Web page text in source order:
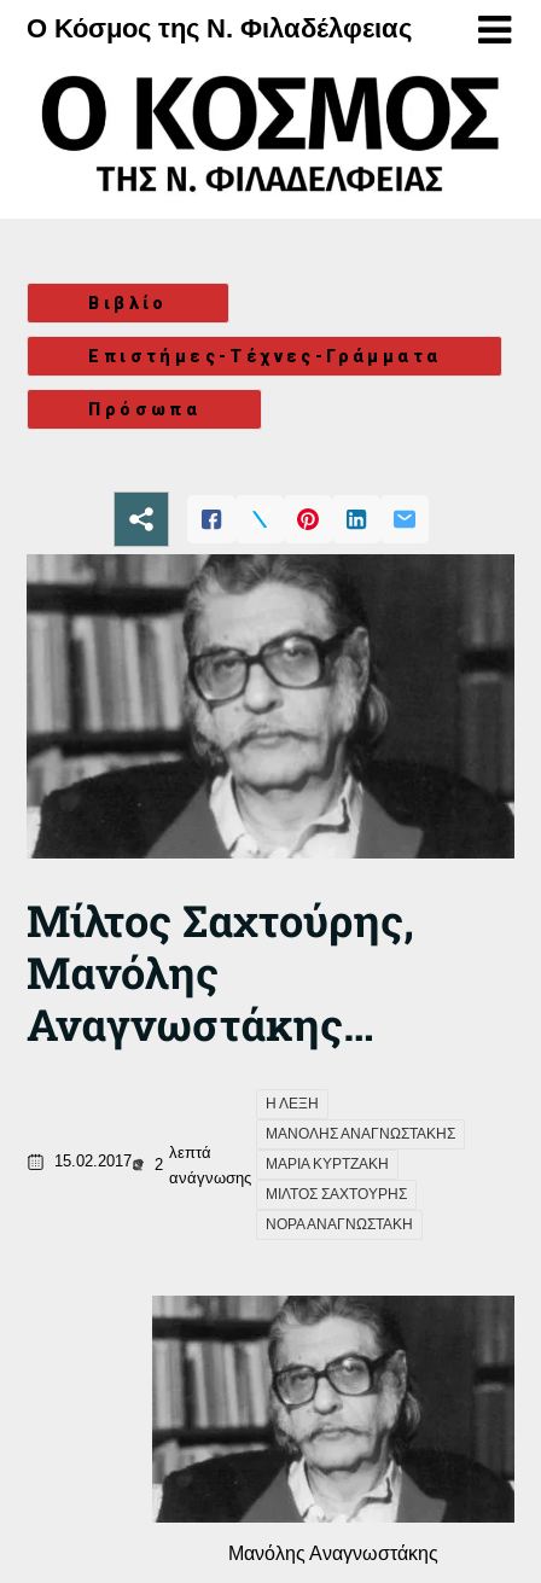
Μετάβαση
περιεχόμενο
Ο Κόσμος της Ν. Φιλαδέλφειας
Βιβλίο
Επιστήμες-Τέχνες-Γράμματα
Πρόσωπα
Μίλτος Σαχτούρης,
Μανόλης
Αναγνωστάκης…
15.02.2017 2
λεπτά
ανάγνωσης
Η ΛΕΞΗ
ΜΑΝΟΛΗΣ ΑΝΑΓΝΩΣΤΑΚΗΣ
ΜΑΡΙΑ ΚΥΡΤΖΑΚΗ
ΜΙΛΤΟΣ ΣΑΧΤΟΥΡΗΣ
ΝΟΡΑ ΑΝΑΓΝΩΣΤΑΚΗ
Μανόλης Αναγνωστάκης